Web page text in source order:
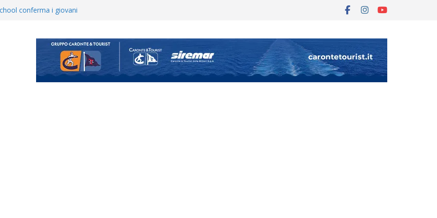
non molla: “Pronti a
annuncia il brasiliano Vinicius
il progetto Messina. “La
ma non chi siamo”